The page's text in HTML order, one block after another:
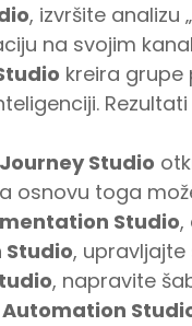
, izvršite
na svojim
kreira
Studio
osnovu toga
Studio,
,
, napravite